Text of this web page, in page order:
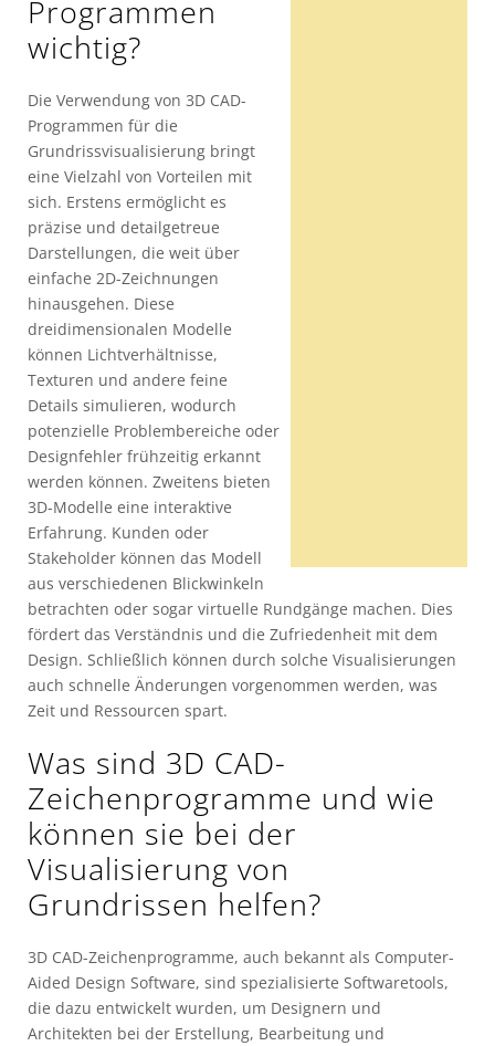
Programmen
wichtig?
Die Verwendung von 3D CAD-
Programmen für die
Grundrissvisualisierung bringt
eine Vielzahl von Vorteilen mit
sich. Erstens ermöglicht es
präzise und detailgetreue
Darstellungen, die weit über
einfache 2D-Zeichnungen
hinausgehen. Diese
dreidimensionalen Modelle
können Lichtverhältnisse,
Texturen und andere feine
Details simulieren, wodurch
potenzielle Problembereiche oder
Designfehler frühzeitig erkannt
werden können. Zweitens bieten
3D-Modelle eine interaktive
Erfahrung. Kunden oder
Stakeholder können das Modell
aus verschiedenen Blickwinkeln
betrachten oder sogar virtuelle Rundgänge machen. Dies
fördert das Verständnis und die Zufriedenheit mit dem
Design. Schließlich können durch solche Visualisierungen
auch schnelle Änderungen vorgenommen werden, was
Zeit und Ressourcen spart.
Was sind 3D CAD-
Zeichenprogramme und wie
können sie bei der
Visualisierung von
Grundrissen helfen?
3D CAD-Zeichenprogramme, auch bekannt als Computer-
Aided Design Software, sind spezialisierte Softwaretools,
die dazu entwickelt wurden, um Designern und
Architekten bei der Erstellung, Bearbeitung und